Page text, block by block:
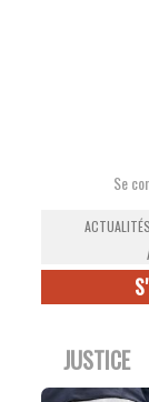
Se
ACTUALITÉS
JUSTICE